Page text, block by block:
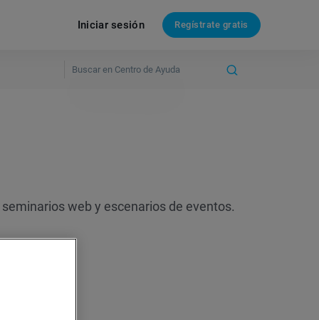
Iniciar sesión Regístrate gratis
web y escenarios de eventos.